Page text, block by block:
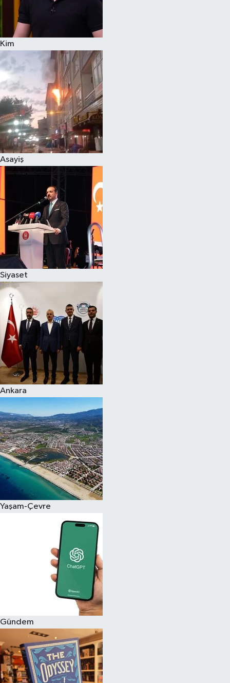
Kim
Asayiş
Siyaset
Ankara
Yaşam-Çevre
Gündem
Çocuk
Eğitim
Hava Durumu
Kadın
Kim kimdir?
Kültür Sanat
Sağlık
Siyaset
Teknoloji
Televizyon
Yaşam-Çevre